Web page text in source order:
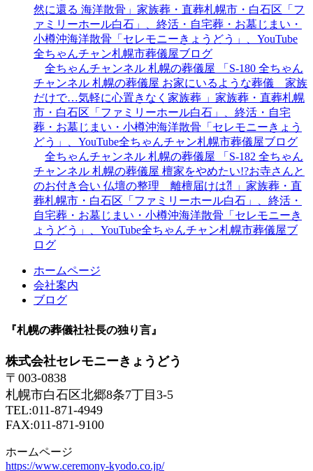
然に還る 海洋散骨」家族葬・直葬札幌市・白石区「フ
ァミリーホール白石」、終活・自宅葬・お墓じまい・
小樽沖海洋散骨「セレモニーきょうどう」、YouTube
全ちゃんチャン札幌市葬儀屋ブログ
全ちゃんチャンネル 札幌の葬儀屋 「S-180 全ちゃん
チャンネル 札幌の葬儀屋 お家にいるような葬儀 家族
だけで…気軽に心置きなく家族葬 」家族葬・直葬札幌
市・白石区「ファミリーホール白石」、終活・自宅
葬・お墓じまい・小樽沖海洋散骨「セレモニーきょう
どう」、YouTube全ちゃんチャン札幌市葬儀屋ブログ
全ちゃんチャンネル 札幌の葬儀屋 「S-182 全ちゃん
チャンネル 札幌の葬儀屋 檀家をやめたい!?お寺さんと
のお付き合い 仏壇の整理 離檀届けは⁈ 」家族葬・直
葬札幌市・白石区「ファミリーホール白石」、終活・
自宅葬・お墓じまい・小樽沖海洋散骨「セレモニーき
ょうどう」、YouTube全ちゃんチャン札幌市葬儀屋ブ
ログ
ホームページ
会社案内
ブログ
『札幌の葬儀社社長の独り言』
株式会社セレモニーきょうどう
〒003-0838
札幌市白石区北郷8条7丁目3-5
TEL:011-871-4949
FAX:011-871-9100
ホームページ
https://www.ceremony-kyodo.co.jp/